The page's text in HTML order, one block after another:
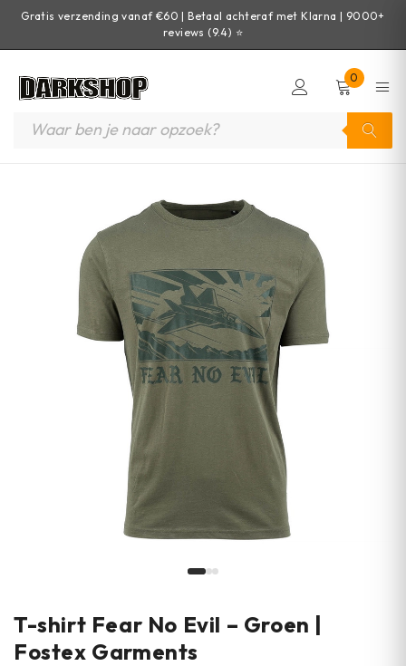
Gratis verzending vanaf €60 | Betaal achteraf met Klarna | 9000+
reviews (9.4) ⭐
0
T-shirt Fear No Evil – Groen |
Fostex Garments